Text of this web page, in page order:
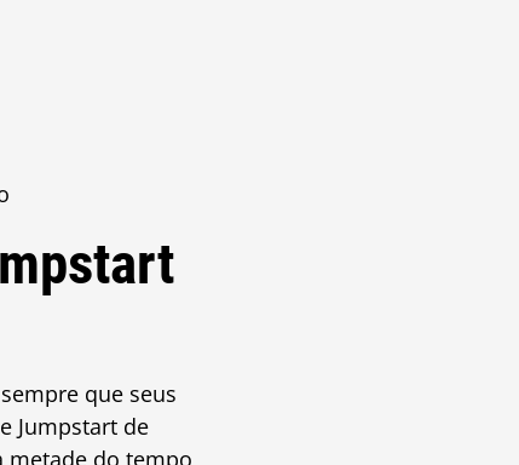
que seus
Jumpstart de
metade do tempo